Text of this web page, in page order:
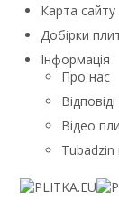
Карта сайту
Добірки
Інформація
Про нас
Відео